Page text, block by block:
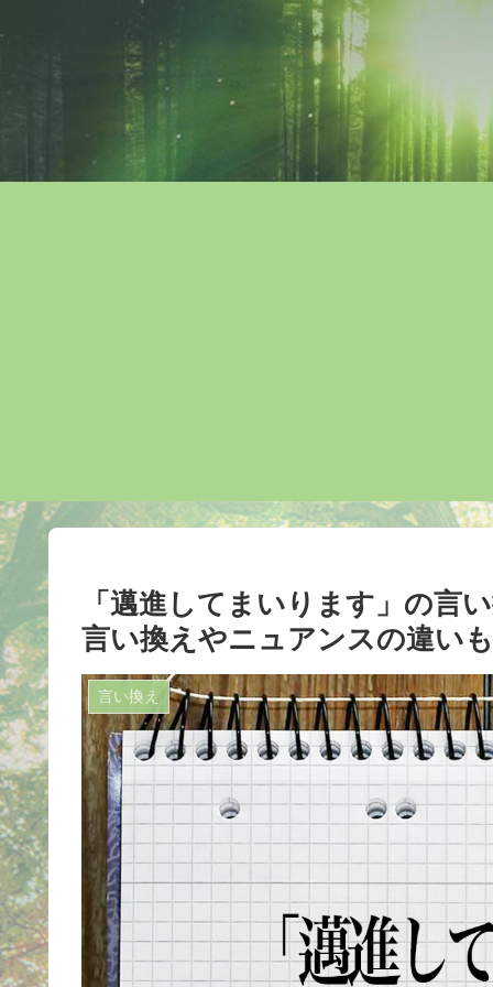
「邁進してまいります」の言
言い換えやニュアンスの違い
言い換え